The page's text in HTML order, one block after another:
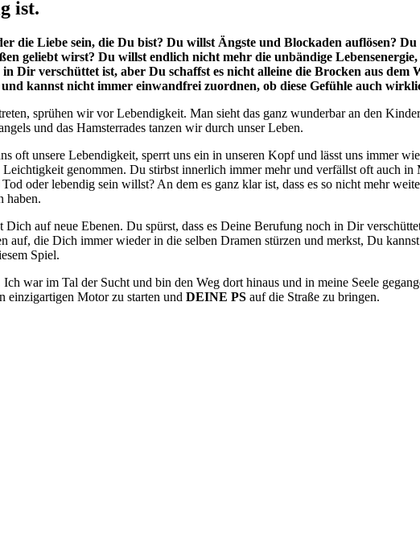
ist.
die Liebe sein, die Du bist? Du willst Ängste und Blockaden auflösen?
geliebt wirst? Du willst endlich nicht mehr die unbändige
Dir verschüttet ist, aber Du schaffst es nicht alleine die Brocken aus dem
kannst nicht immer einwandfrei zuordnen, ob diese Gefühle auch
sprühen wir vor Lebendigkeit. Man sieht das ganz wunderbar an den
und das Hamsterrades tanzen wir durch unser Leben.
oft unsere Lebendigkeit, sperrt uns ein in unseren Kopf und lässt uns immer
genommen. Du stirbst innerlich immer mehr und verfällst oft auch
oder lebendig sein willst? An dem es ganz klar ist, dass es so nicht mehr
haben.
auf neue Ebenen. Du spürst, dass es Deine Berufung noch in Dir
die Dich immer wieder in die selben Dramen stürzen und merkst, Du
Spiel.
war im Tal der Sucht und bin den Weg dort hinaus und in meine Seele
einzigartigen Motor zu starten und DEINE PS auf die Straße zu bringen.